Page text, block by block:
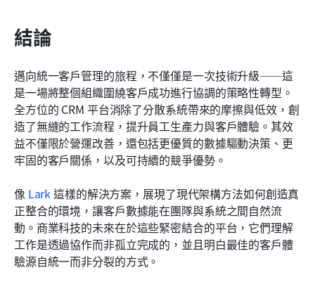
結論
邁向統一客戶管理的旅程，不僅僅是一次技術升級——這
是一場將整個組織圍繞客戶成功進行協調的策略性轉型。
全方位的 CRM 平台消除了分散系統帶來的摩擦與低效，創
造了無縫的工作流程，提升員工生產力與客戶體驗。其效
益不僅限於營運改善，還包括更優質的數據驅動決策、更
牢固的客戶關係，以及可持續的競爭優勢。
像 Lark 這樣的解決方案，展現了現代架構方法如何創造真
正整合的環境，讓客戶數據能在團隊與系統之間自然流
動。商業科技的未來在於這些緊密結合的平台，它們理解
工作是透過協作而非孤立完成的，並且明白最佳的客戶體
驗源自統一而非分裂的方式。